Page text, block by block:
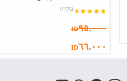
(1176)
ID٩٥.٠٠٠
ID٦٦.٠٠٠